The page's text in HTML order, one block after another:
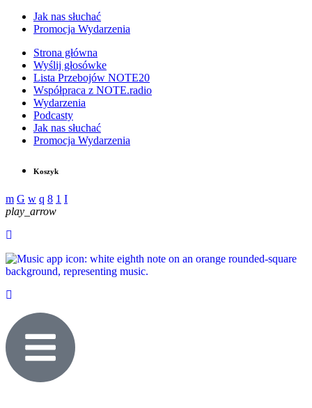
Jak nas słuchać
Promocja Wydarzenia
Strona główna
Wyślij głosówke
Lista Przebojów NOTE20
Współpraca z NOTE.radio
Wydarzenia
Podcasty
Jak nas słuchać
Promocja Wydarzenia
Koszyk
play_arrow